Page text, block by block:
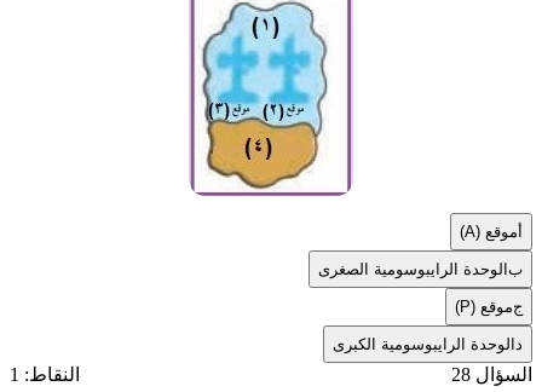
موقع (A)
بالوحدة الرايبوسومية الصغرى
جموقع (P)
الوحدة الرايبوسومية الكبرى
السؤال 28
النقاط: 1